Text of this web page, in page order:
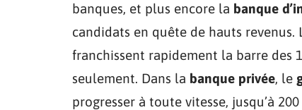
banques, et plus encore la banque
candidats en quête de hauts revenus.
franchissent rapidement la barre des
seulement. Dans la banque privée, le
progresser à toute vitesse, jusqu’à